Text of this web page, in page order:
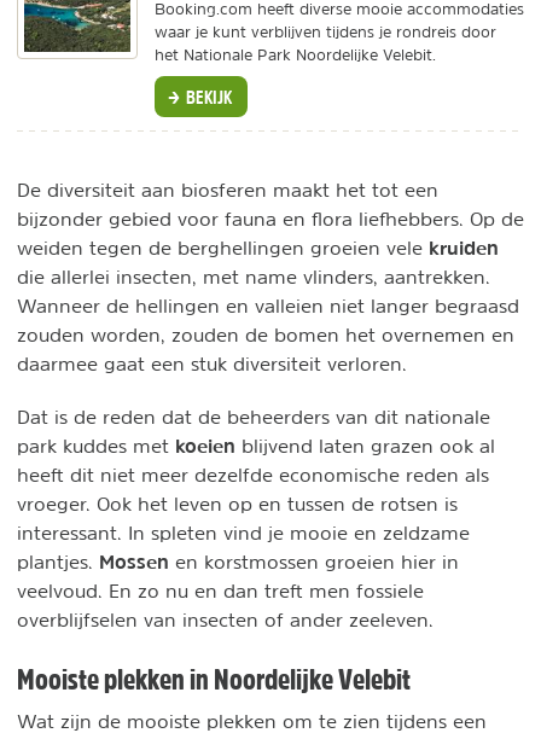
Booking.com heeft diverse mooie accommodaties
waar je kunt verblijven tijdens je rondreis door
het Nationale Park Noordelijke Velebit.
BEKIJK
De diversiteit aan biosferen maakt het tot een
bijzonder gebied voor fauna en flora liefhebbers. Op de
weiden tegen de berghellingen groeien vele kruiden
die allerlei insecten, met name vlinders, aantrekken.
Wanneer de hellingen en valleien niet langer begraasd
zouden worden, zouden de bomen het overnemen en
daarmee gaat een stuk diversiteit verloren.
Dat is de reden dat de beheerders van dit nationale
park kuddes met koeien blijvend laten grazen ook al
heeft dit niet meer dezelfde economische reden als
vroeger. Ook het leven op en tussen de rotsen is
interessant. In spleten vind je mooie en zeldzame
plantjes. Mossen en korstmossen groeien hier in
veelvoud. En zo nu en dan treft men fossiele
overblijfselen van insecten of ander zeeleven.
Mooiste plekken in Noordelijke Velebit
Wat zijn de mooiste plekken om te zien tijdens een